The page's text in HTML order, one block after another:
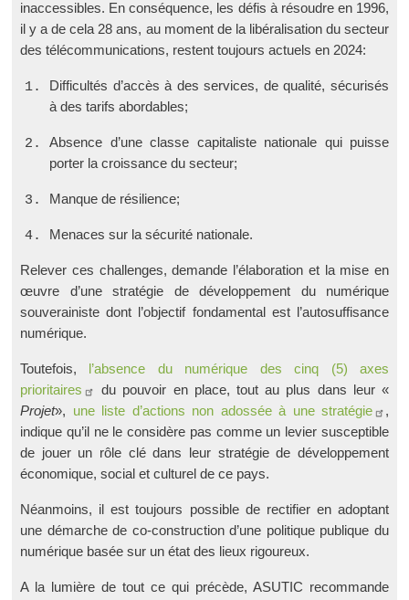
inaccessibles. ­En conséquence, les défis à résoudre en 1996,
il y a de cela 28 ans, au moment de la libéralisation du secteur
des télécommunications, restent toujours actuels en 2024­:
Difficultés d’accès à des services, de qualité, sécurisés
à des tarifs abordables­;
Absence d’une classe capitaliste nationale qui puisse
porter la croissance du secteur­;
Manque de résilience­;
Menaces sur la sécurité nationale.
Relever ces challenges, demande l’élaboration et la mise en
œuvre d’une stratégie de développement du numérique
souverainiste dont l’objectif fondamental est l’autosuffisance
numérique.
Toutefois,
l’absence du numérique des cinq (5) axes
prioritaires
du pouvoir en place, tout au plus dans leur «­
Projet­», une liste d’actions non adossée à une stratégie
,
indique qu’il ne le considère pas comme un levier susceptible
de jouer un rôle clé dans leur stratégie de développement
économique, social et culturel de ce pays.
Néanmoins, il est toujours possible de rectifier en adoptant
une démarche de co-construction d’une politique publique du
numérique basée sur un état des lieux rigoureux.
A la lumière de tout ce qui précède, ASUTIC recommande